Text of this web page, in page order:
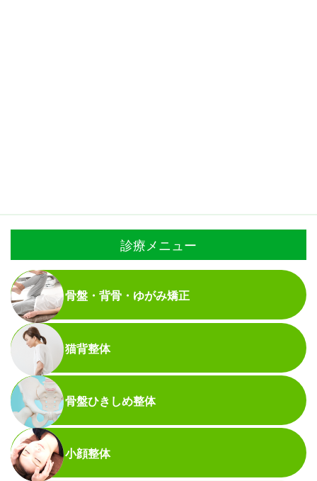
診療メニュー
骨盤・背骨・ゆがみ矯正
猫背整体
骨盤ひきしめ整体
小顔整体